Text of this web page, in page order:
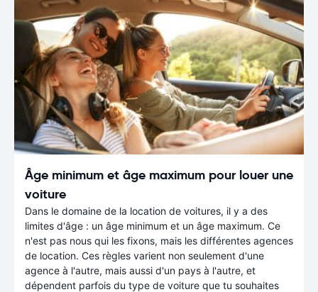
Âge minimum et âge maximum pour louer une
voiture
Dans le domaine de la location de voitures, il y a des
limites d'âge : un âge minimum et un âge maximum. Ce
n'est pas nous qui les fixons, mais les différentes agences
de location. Ces règles varient non seulement d'une
agence à l'autre, mais aussi d'un pays à l'autre, et
dépendent parfois du type de voiture que tu souhaites